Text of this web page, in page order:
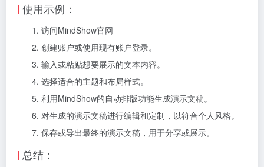
使用示例：
访问MindShow官网
创建账户或使用现有账户登录。
输入或粘贴想要展示的文本内容。
选择适合的主题和布局样式。
利用MindShow的自动排版功能生成演示文稿。
对生成的演示文稿进行编辑和定制，以符合个人风格。
保存或导出最终的演示文稿，用于分享或展示。
总结：